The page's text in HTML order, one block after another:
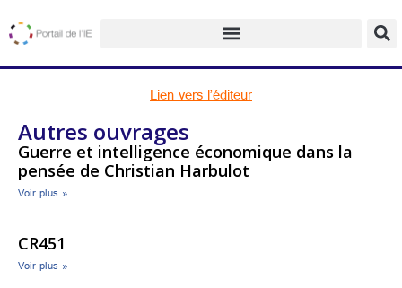
Lien vers l’éditeur
Autres ouvrages
Guerre et intelligence économique dans la
pensée de Christian Harbulot
Voir plus »
CR451
Voir plus »